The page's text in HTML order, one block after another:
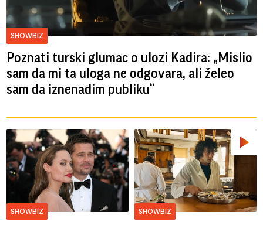
SHOWBIZ
Poznati turski glumac o ulozi Kadira: „Mislio
sam da mi ta uloga ne odgovara, ali želeo
sam da iznenadim publiku“
SHOWBIZ SHOWBIZ